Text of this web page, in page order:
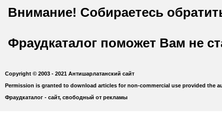
Внимание! Собираетесь
Фраудкаталог поможет Вам не
Copyright © 2003 - 2021 Антишарлатанский сайт
Permission is granted to download articles for non-commercial use provided the
Фраудкаталог - сайт, свободный от рекламы